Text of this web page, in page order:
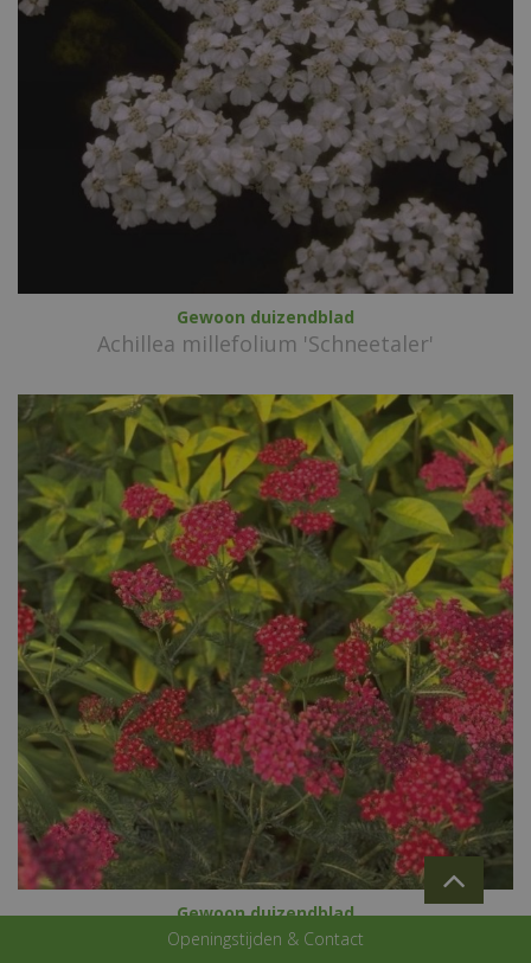
Gewoon duizendblad
Achillea millefolium 'Schneetaler'
Gewoon duizendblad
Achillea millefolium 'Sammetriese'
Openingstijden & Contact